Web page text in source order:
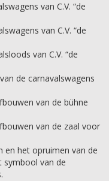
van C.V. “de
van C.V. “de
van C.V. “de
de carnavalswagens
van de bühne
van de zaal voor
en het opruimen van de
symbool van de